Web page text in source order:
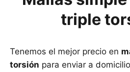
triple
Tenemos el mejor precio en
torsión para enviar a